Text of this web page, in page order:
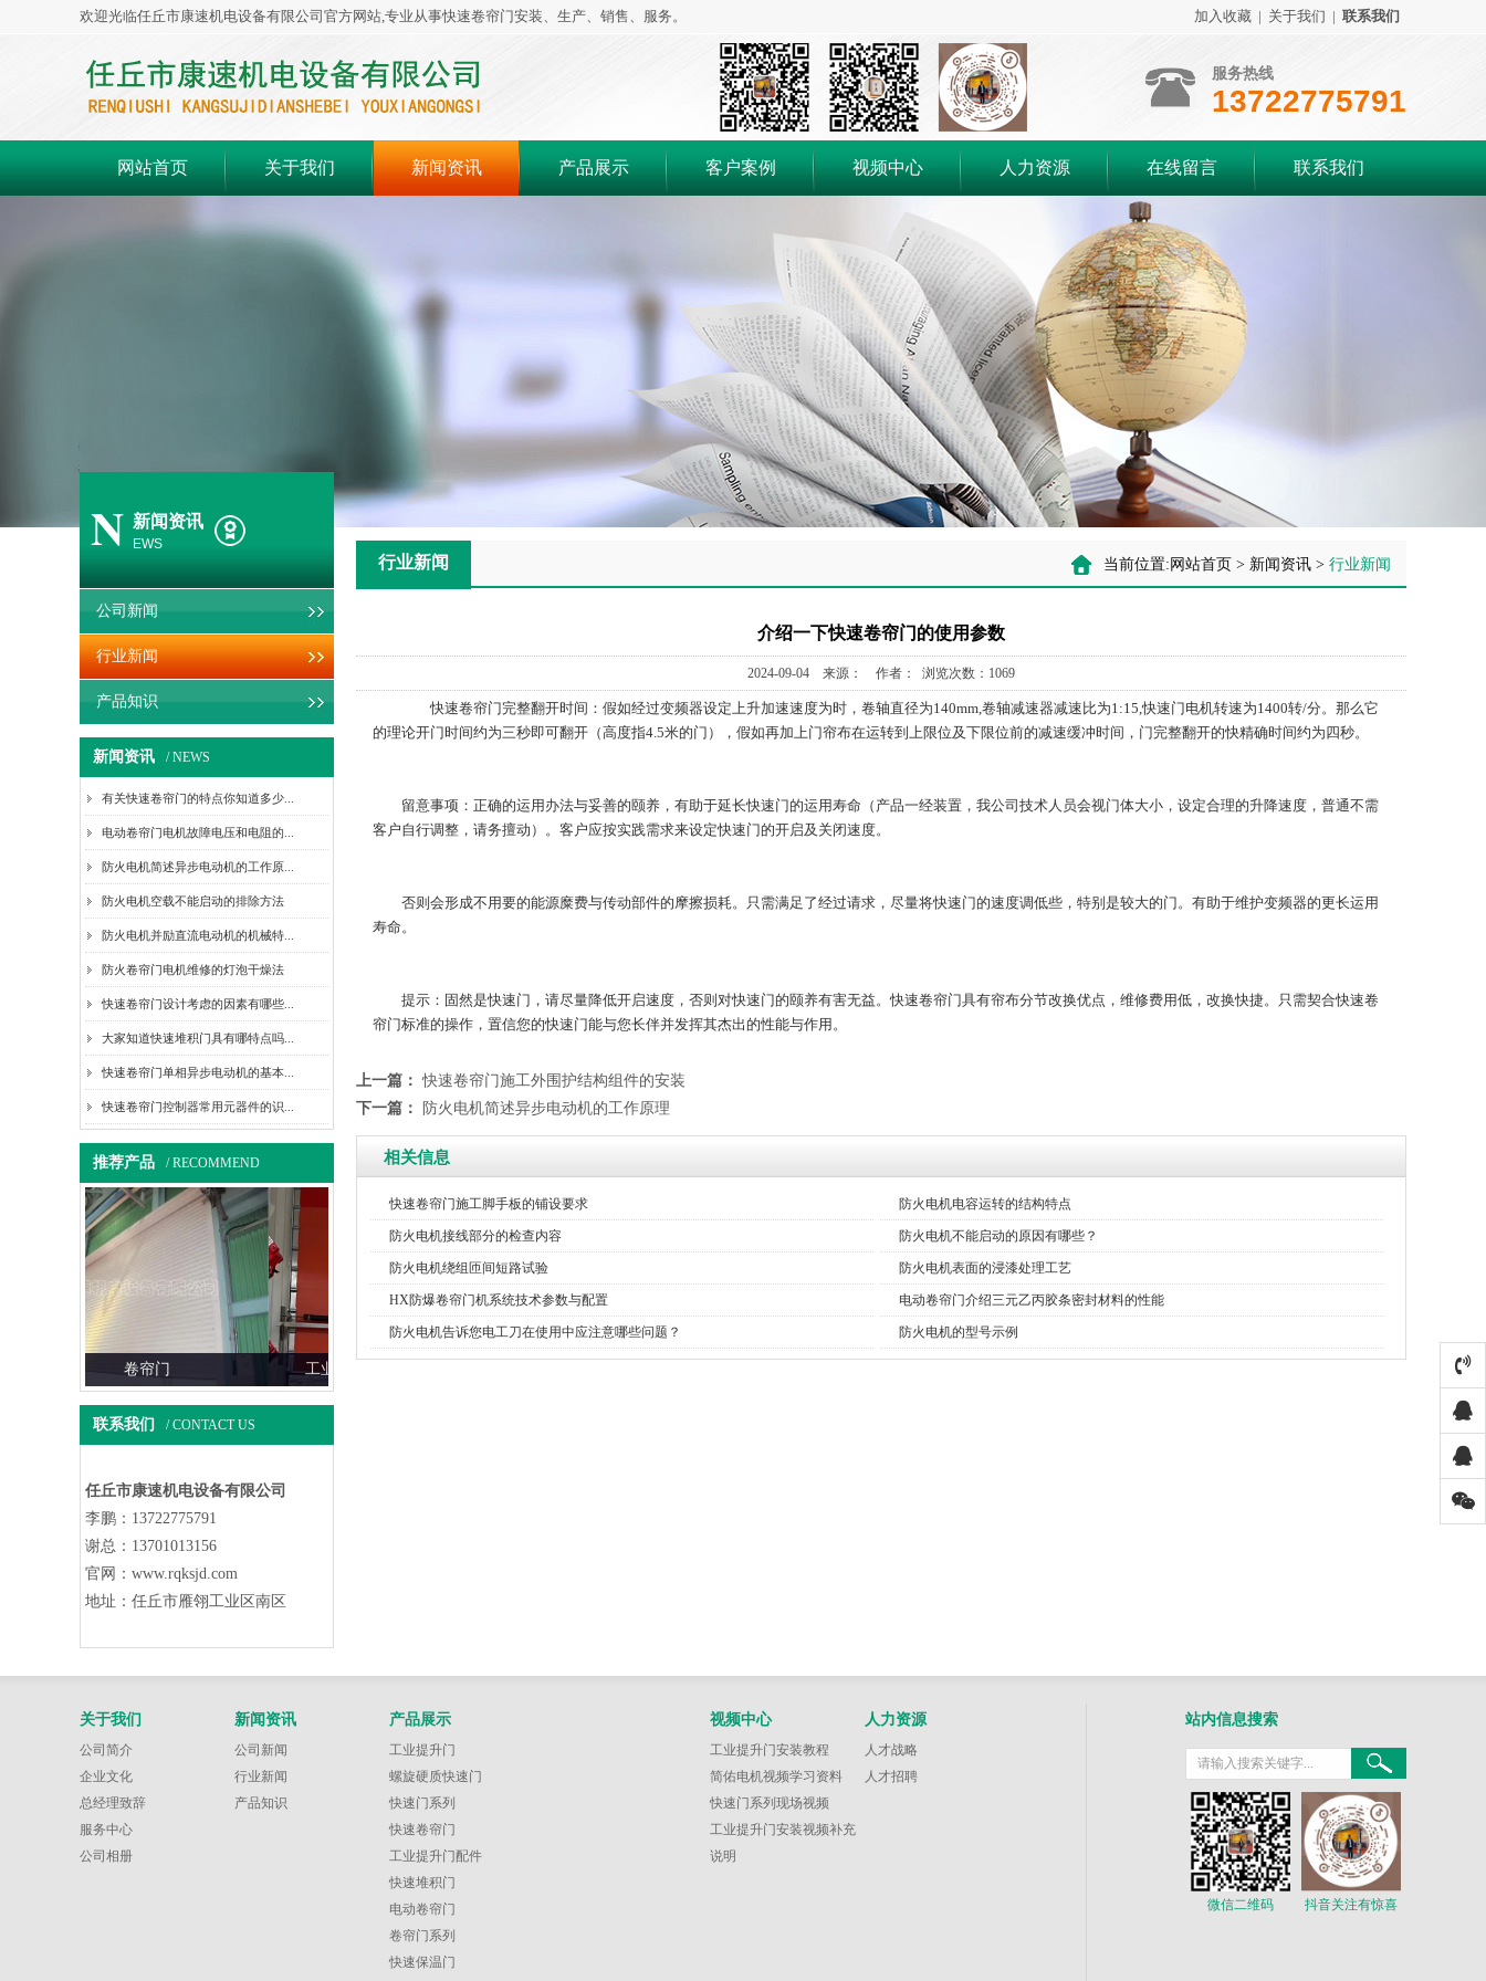
欢迎光临任丘市康速机电设备有限公司官方网站,专业从事快速卷帘门安装、生产、销售、服务。 加入收藏 | 关于我们 | 联系我们
服务热线
13722775791
网站首页 关于我们 新闻资讯 产品展示 客户案例 视频中心 人力资源 在线留言 联系我们
N 新闻资讯
EWS
公司新闻
行业新闻
产品知识
新闻资讯 / NEWS
有关快速卷帘门的特点你知道多少...
电动卷帘门电机故障电压和电阻的...
防火电机简述异步电动机的工作原...
防火电机空载不能启动的排除方法
防火电机并励直流电动机的机械特...
防火卷帘门电机维修的灯泡干燥法
快速卷帘门设计考虑的因素有哪些...
大家知道快速堆积门具有哪特点吗...
快速卷帘门单相异步电动机的基本...
快速卷帘门控制器常用元器件的识...
推荐产品 / RECOMMEND
工业提升门（视频展示）
联系我们 / CONTACT US
任丘市康速机电设备有限公司
李鹏：13722775791
谢总： 13701013156
官网：www.rqksjd.com
地址： 任丘市雁翎工业区南区
行业新闻 当前位置: 网站首页 > 新闻资讯 > 行业新闻
介绍一下快速卷帘门的使用参数
2024-09-04 来源： 作者： 浏览次数：1069
快速卷帘门完整翻开时间：假如经过变频器设定上升加速速度为时，卷轴直径为140mm,卷轴减速器减速比为1:15,快速门电机转速为1400转/分。那么它
的理论开门时间约为三秒即可翻开（高度指4.5米的门），假如再加上门帘布在运转到上限位及下限位前的减速缓冲时间，门完整翻开的快精确时间约为四秒。
留意事项：正确的运用办法与妥善的颐养，有助于延长快速门的运用寿命（产品一经装置，我公司技术人员会视门体大小，设定合理的升降速度，普通不需
客户自行调整，请务擅动）。客户应按实践需求来设定快速门的开启及关闭速度。
否则会形成不用要的能源糜费与传动部件的摩擦损耗。只需满足了经过请求，尽量将快速门的速度调低些，特别是较大的门。有助于维护变频器的更长运用
寿命。
提示：固然是快速门，请尽量降低开启速度，否则对快速门的颐养有害无益。快速卷帘门具有帘布分节改换优点，维修费用低，改换快捷。只需契合快速卷
帘门标准的操作，置信您的快速门能与您长伴并发挥其杰出的性能与作用。
上一篇： 快速卷帘门施工外围护结构组件的安装
下一篇：
防火电机简述异步电动机的工作原理
相关信息
快速卷帘门施工脚手板的铺设要求 防火电机电容运转的结构特点
防火电机接线部分的检查内容 防火电机不能启动的原因有哪些？
防火电机绕组匝间短路试验 防火电机表面的浸漆处理工艺
HX防爆卷帘门机系统技术参数与配置 电动卷帘门介绍三元乙丙胶条密封材料的性能
防火电机告诉您电工刀在使用中应注意哪些问题？ 防火电机的型号示例
站内信息搜索
微信二维码 抖音关注有惊喜
关于我们
公司简介
企业文化
总经理致辞
服务中心
公司相册
新闻资讯
公司新闻
行业新闻
产品知识
产品展示
工业提升门
螺旋硬质快速门
快速门系列
快速卷帘门
工业提升门配件
快速堆积门
电动卷帘门
卷帘门系列
快速保温门
视频中心
工业提升门安装教程
简佑电机视频学习资料
快速门系列现场视频
工业提升门安装视频补充
说明
人力资源
人才战略
人才招聘